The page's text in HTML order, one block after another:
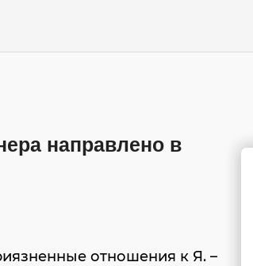
направлено в
отношения к Я. –